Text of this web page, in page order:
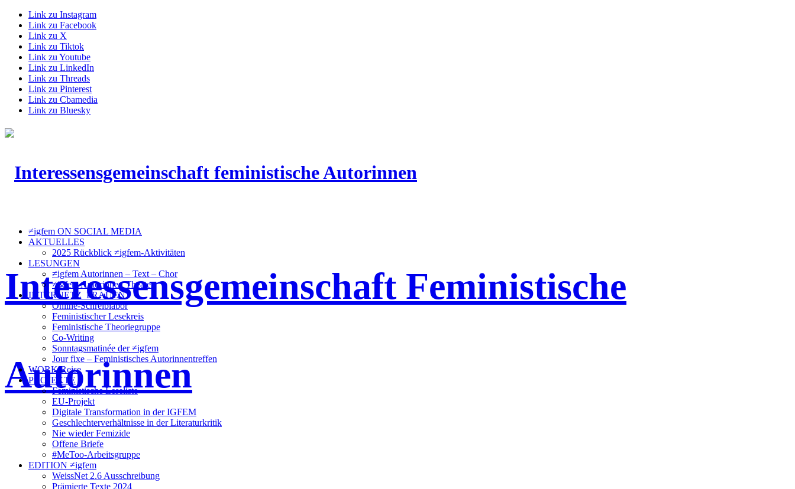
Link zu Instagram
Link zu Facebook
Link zu X
Link zu Tiktok
Link zu Youtube
Link zu LinkedIn
Link zu Threads
Link zu Pinterest
Link zu Cbamedia
Link zu Bluesky
Interessensgemeinschaft Feministische
Autorinnen
≠igfem ON SOCIAL MEDIA
AKTUELLES
2025 Rückblick ≠igfem-Aktivitäten
LESUNGEN
≠igfem Autorinnen – Text – Chor
≠igfem Autorinnen Theater
INTERNETZ_FRAUEN
Online-Schreiblabor
Feministischer Lesekreis
Feministische Theoriegruppe
Co-Writing
Sonntagsmatinée der ≠igfem
Jour fixe – Feministisches Autorinnentreffen
WORK/Reise
PROJEKTE
Feministische Leseliste
EU-Projekt
Digitale Transformation in der IGFEM
Geschlechterverhältnisse in der Literaturkritik
Nie wieder Femizide
Offene Briefe
#MeToo-Arbeitsgruppe
EDITION ≠igfem
WeissNet 2.6 Ausschreibung
Prämierte Texte 2024